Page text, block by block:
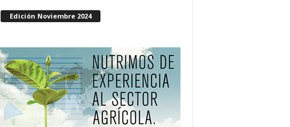
Edición Noviembre 2024